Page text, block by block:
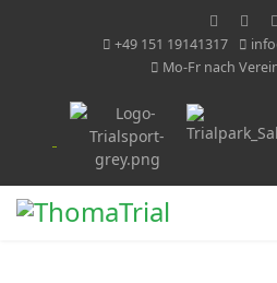
+49 151 19141317
Mo-Fr nach